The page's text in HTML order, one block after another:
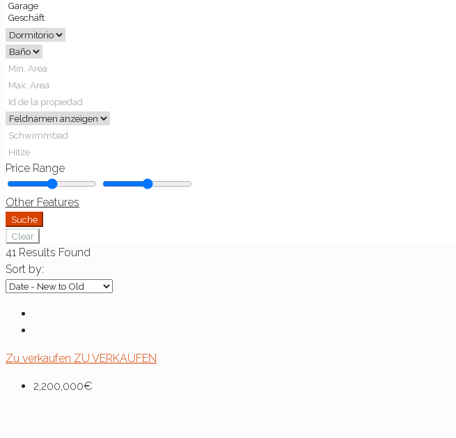
Price Range
Other Features
Suche
Clear
41 Results Found
Sort by:
Zu verkaufen ZU VERKAUFEN
2,200,000€